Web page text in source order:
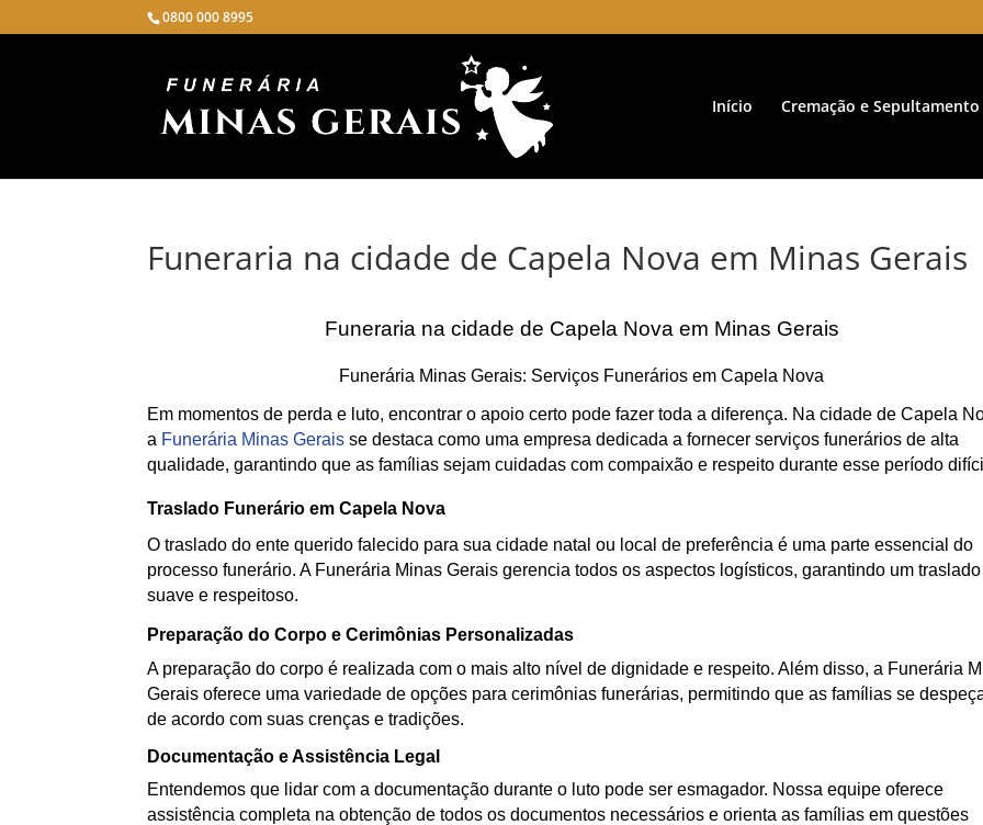
0800 000 8995
Início Cremação e Sepultamento
Funeraria na cidade de Capela Nova em Minas Gerais
Funeraria na cidade de Capela Nova em Minas Gerais
Funerária Minas Gerais: Serviços Funerários em Capela Nova
Em momentos de perda e luto, encontrar o apoio certo pode fazer toda a diferença. Na cidade de Capela
a Funerária Minas Gerais se destaca como uma empresa dedicada a fornecer serviços funerários de alta
qualidade, garantindo que as famílias sejam cuidadas com compaixão e respeito durante esse período
Traslado Funerário em Capela Nova
O traslado do ente querido falecido para sua cidade natal ou local de preferência é uma parte essencial do
processo funerário. A Funerária Minas Gerais gerencia todos os aspectos logísticos, garantindo um traslado
suave e respeitoso.
Preparação do Corpo e Cerimônias Personalizadas
A preparação do corpo é realizada com o mais alto nível de dignidade e respeito. Além disso, a Funerária
Gerais oferece uma variedade de opções para cerimônias funerárias, permitindo que as famílias se
de acordo com suas crenças e tradições.
Documentação e Assistência Legal
Entendemos que lidar com a documentação durante o luto pode ser esmagador. Nossa equipe oferece
assistência completa na obtenção de todos os documentos necessários e orienta as famílias em questões